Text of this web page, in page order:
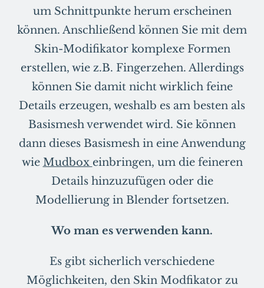
um Schnittpunkte herum erscheinen
können. Anschließend können Sie mit dem
Skin-Modifikator komplexe Formen
erstellen, wie z.B. Fingerzehen. Allerdings
können Sie damit nicht wirklich feine
Details erzeugen, weshalb es am besten als
Basismesh verwendet wird. Sie können
dann dieses Basismesh in eine Anwendung
wie Mudbox einbringen, um die feineren
Details hinzuzufügen oder die
Modellierung in Blender fortsetzen.
Wo man es verwenden kann.
Es gibt sicherlich verschiedene
Möglichkeiten, den Skin Modfikator zu